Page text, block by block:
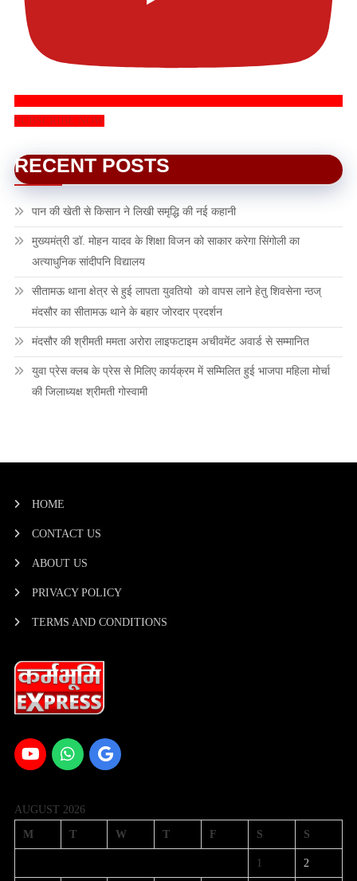
SUBSCRIBE NOW
RECENT POSTS
पान की खेती से किसान ने लिखी समृद्धि की नई कहानी
मुख्यमंत्री डॉ. मोहन यादव के शिक्षा विजन को साकार करेगा सिंगोली का
अत्याधुनिक सांदीपनि विद्यालय
सीतामऊ थाना क्षेत्र से हुई लापता युवतियो को वापस लाने हेतु शिवसेना न्ठज्
मंदसौर का सीतामऊ थाने के बहार जोरदार प्रदर्शन
मंदसौर की श्रीमती ममता अरोरा लाइफटाइम अचीवमेंट अवार्ड से सम्मानित
युवा प्रेस क्लब के प्रेस से मिलिए कार्यक्रम में सम्मिलित हुई भाजपा महिला मोर्चा
की जिलाध्यक्ष श्रीमती गोस्वामी
HOME
CONTACT US
ABOUT US
PRIVACY POLICY
TERMS AND CONDITIONS
AUGUST 2026
M T W T F S S
1 2